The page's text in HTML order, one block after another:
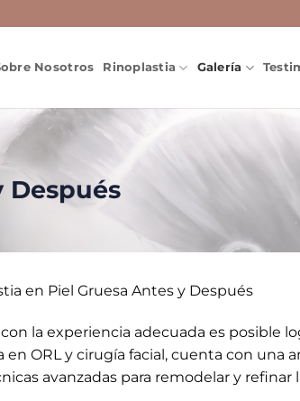
Nosotros Rinoplastia Galería
Después
en Piel Gruesa Antes y Después
la experiencia adecuada es posible
ORL y cirugía facial, cuenta con una
avanzadas para remodelar y